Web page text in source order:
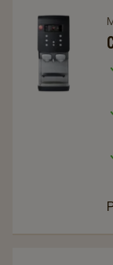
Navigate
Cafitesse
Quantum